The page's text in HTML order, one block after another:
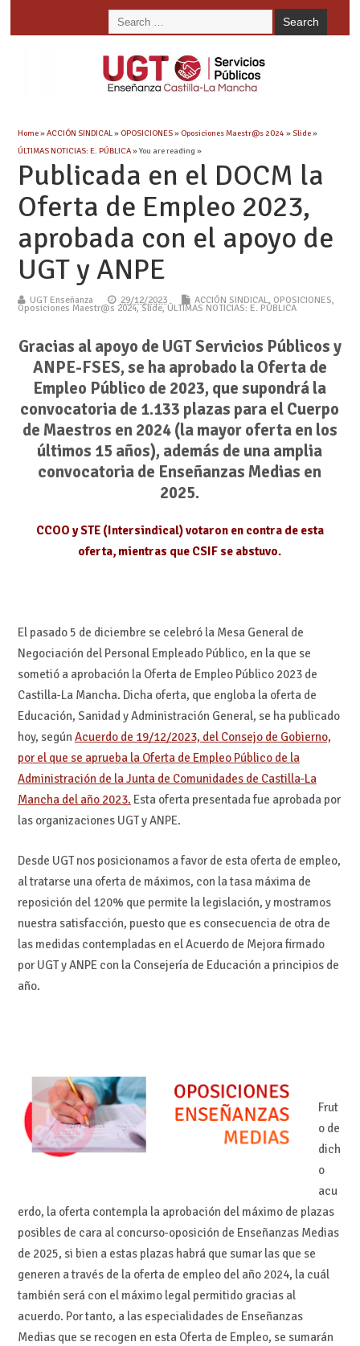
Home»ACCIÓN SINDICAL» OPOSICIONES» Oposiciones Maestr@s 2024 »Slide»
ÚLTIMAS NOTICIAS: E. PÚBLICA» You are reading »
Publicada en el DOCM la
Oferta de Empleo 2023,
aprobada con el apoyo de
UGT y ANPE
UGT Enseñanza 29/12/2023 ACCIÓN SINDICAL, OPOSICIONES,
Oposiciones Maestr@s 2024,Slide,ÚLTIMAS NOTICIAS: E. PÚBLICA
Gracias al apoyo de UGT Servicios Públicos y
ANPE-FSES, se ha aprobado la Oferta de
Empleo Público de 2023, que supondrá la
convocatoria de 1.133 plazas para el Cuerpo
de Maestros en 2024 (la mayor oferta en los
últimos 15 años), además de una amplia
convocatoria de Enseñanzas Medias en
2025.
CCOO y STE (Intersindical) votaron en contra de esta
oferta, mientras que CSIF se abstuvo.
El pasado 5 de diciembre se celebró la Mesa General de
Negociación del Personal Empleado Público, en la que se
sometió a aprobación la Oferta de Empleo Público 2023 de
Castilla-La Mancha. Dicha oferta, que engloba la oferta de
Educación, Sanidad y Administración General, se ha publicado
hoy, según Acuerdo de 19/12/2023, del Consejo de Gobierno,
por el que se aprueba la Oferta de Empleo Público de la
Administración de la Junta de Comunidades de Castilla-La
Mancha del año 2023. Esta oferta presentada fue aprobada por
las organizaciones UGT y ANPE.
Desde UGT nos posicionamos a favor de esta oferta de empleo,
al tratarse una oferta de máximos, con la tasa máxima de
reposición del 120% que permite la legislación, y mostramos
nuestra satisfacción, puesto que es consecuencia de otra de
las medidas contempladas en el Acuerdo de Mejora firmado
por UGT y ANPE con la Consejería de Educación a principios de
año.
Frut
o de
dich
o
acu
erdo, la oferta contempla la aprobación del máximo de plazas
posibles de cara al concurso-oposición de Enseñanzas Medias
de 2025, si bien a estas plazas habrá que sumar las que se
generen a través de la oferta de empleo del año 2024, la cuál
también será con el máximo legal permitido gracias al
acuerdo. Por tanto, a las especialidades de Enseñanzas
Medias que se recogen en esta Oferta de Empleo, se sumarán